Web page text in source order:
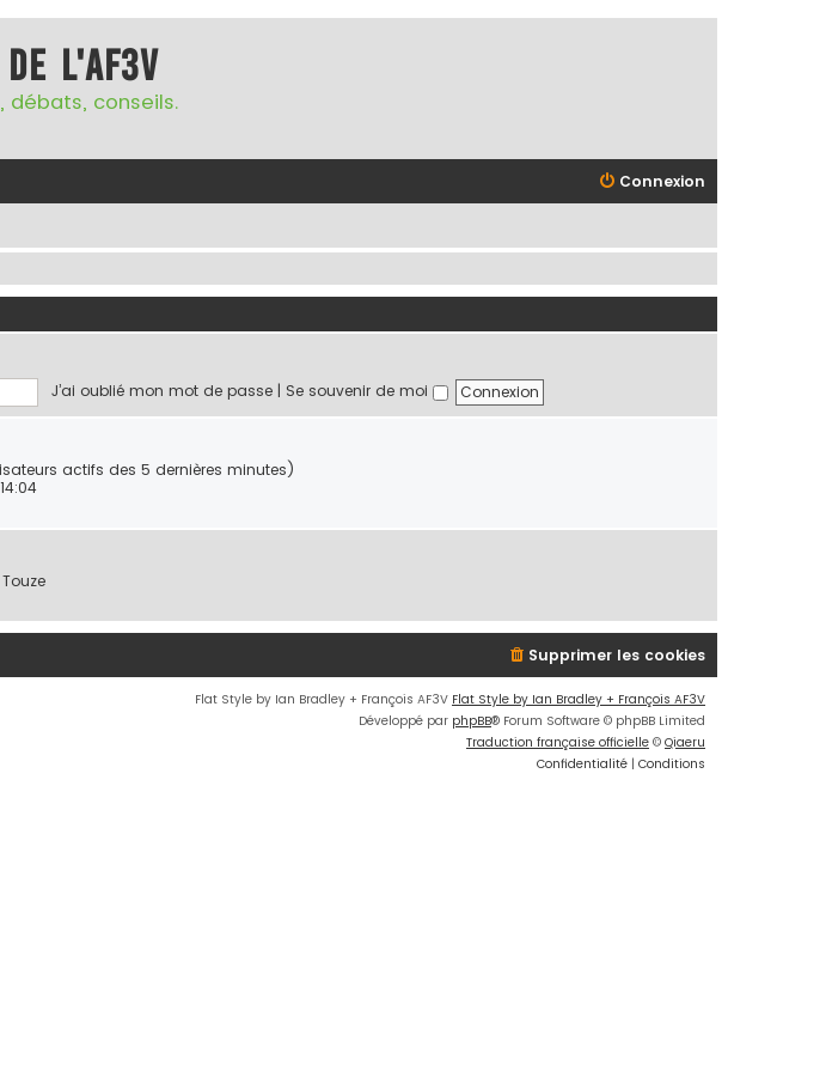
l'AF3V
débats, conseils.
Connexion
J’ai oublié mon mot de passe | Se souvenir de moi
actifs des 5 dernières minutes)
Supprimer les cookies
Flat Style by Ian Bradley + François AF3V Flat Style by Ian Bradley + François AF3V
Développé par phpBB® Forum Software © phpBB Limited
Traduction française officielle © Qiaeru
Confidentialité | Conditions